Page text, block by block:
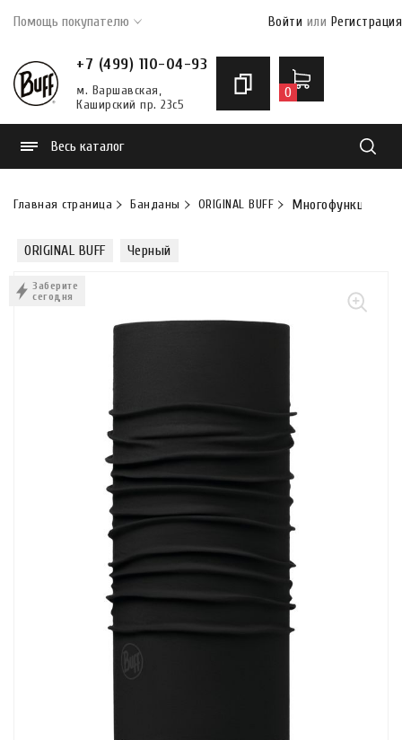
Помощь покупателю Войти или Регистрация
+7 (499) 110-04-93
м. Варшавская,
Каширский пр. 23с5
0
Весь каталог
Главная страница Банданы ORIGINAL BUFF
ORIGINAL BUFF Черный
Заберите
сегодня